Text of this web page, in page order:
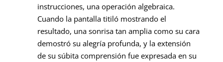
instrucciones, una operación algebraica.
Cuando la pantalla titiló mostrando el
resultado, una sonrisa tan amplia como su cara
demostró su alegría profunda, y la extensión
de su súbita comprensión fue expresada en su